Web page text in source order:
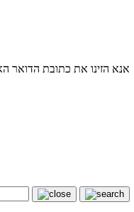
אנא הזינו את כתובת הדואר